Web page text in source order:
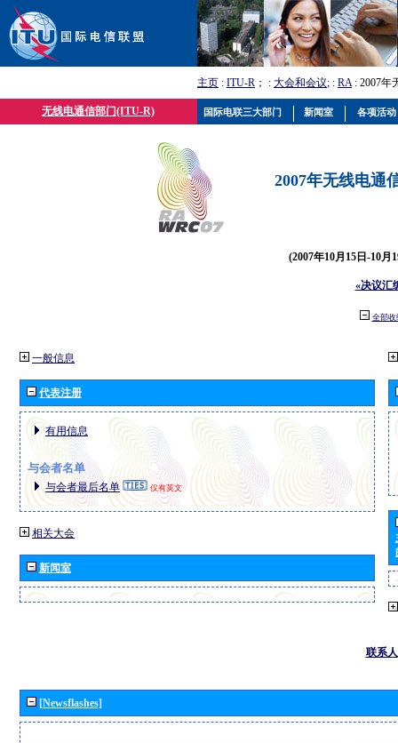
主页 : ITU-R ； : 大会和会议; : RA: 2007年
无线电通信部门(ITU-R)
2007年无线电通
(2007年10月15日-10月
«决议汇
全部收
一般信息
代表注册
有用信息
与会者名单
与会者最后名单 仅有英文
相关大会
新闻室
联系人
[Newsflashes]
国际电联三大部门 新闻室 各项活动